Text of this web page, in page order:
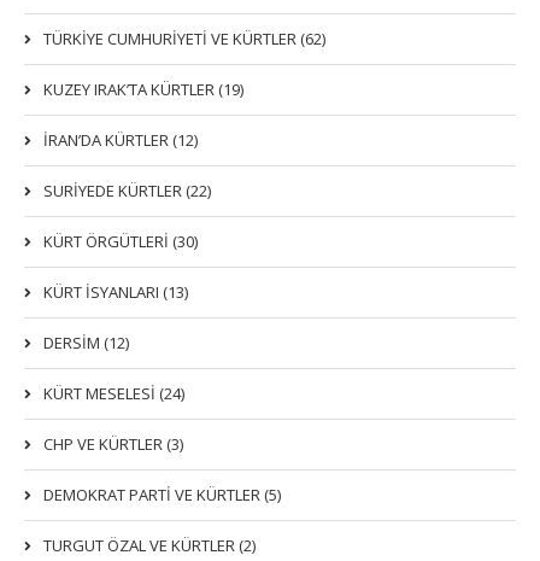
TÜRKİYE CUMHURİYETİ VE KÜRTLER (62)
KUZEY IRAK’TA KÜRTLER (19)
İRAN’DA KÜRTLER (12)
SURİYEDE KÜRTLER (22)
KÜRT ÖRGÜTLERİ (30)
KÜRT İSYANLARI (13)
DERSIM (12)
KÜRT MESELESİ (24)
CHP VE KÜRTLER (3)
DEMOKRAT PARTI VE KÜRTLER (5)
TURGUT ÖZAL VE KÜRTLER (2)